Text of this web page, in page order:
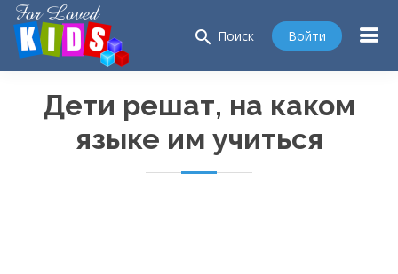
search Поиск Войти
Дети решат, на каком
языке им учиться